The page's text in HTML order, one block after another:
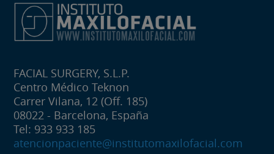
FACIAL SURGERY, S.L.P.
Centro Médico Teknon
Carrer Vilana, 12 (Off. 185)
08022 - Barcelona, España
Tel: 933 933 185
atencionpaciente@institutomaxilofacial.com